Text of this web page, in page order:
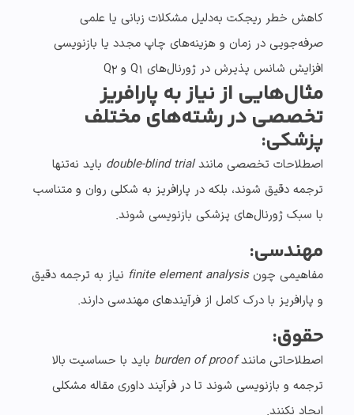
کاهش خطر ریجکت به‌دلیل مشکلات زبانی یا علمی
صرفه‌جویی در زمان و هزینه‌های چاپ مجدد یا بازنویسی
افزایش شانس پذیرش در ژورنال‌های Q1 و Q2
مثال‌هایی از نیاز به پارافریز
تخصصی در رشته‌های مختلف
پزشکی:
اصطلاحات تخصصی مانندdouble-blind trial باید نه‌تنها
ترجمه دقیق شوند، بلکه در پارافریز به شکلی روان و متناسب
با سبک ژورنال‌های پزشکی بازنویسی شوند.
مهندسی:
مفاهیمی چونfinite element analysis نیاز به ترجمه دقیق
و پارافریز با درک کامل از فرآیندهای مهندسی دارند.
حقوق:
اصطلاحاتی مانندburden of proof باید با حساسیت بالا
ترجمه و بازنویسی شوند تا در فرآیند داوری مقاله مشکلی